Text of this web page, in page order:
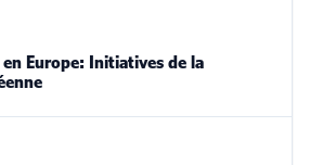
Europe: Initiatives de la